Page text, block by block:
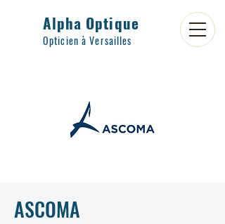
Alpha Optique
Opticien à Versailles
ASCOMA